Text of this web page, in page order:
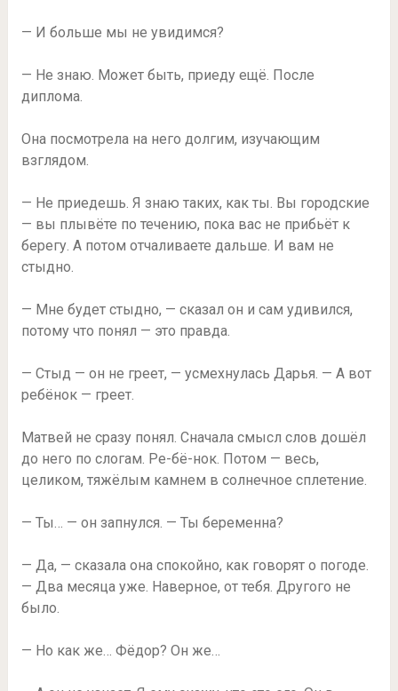
— И больше мы не увидимся?
— Не знаю. Может быть, приеду ещё. После
диплома.
Она посмотрела на него долгим, изучающим
взглядом.
— Не приедешь. Я знаю таких, как ты. Вы городские
— вы плывёте по течению, пока вас не прибьёт к
берегу. А потом отчаливаете дальше. И вам не
стыдно.
— Мне будет стыдно, — сказал он и сам удивился,
потому что понял — это правда.
— Стыд — он не греет, — усмехнулась Дарья. — А вот
ребёнок — греет.
Матвей не сразу понял. Сначала смысл слов дошёл
до него по слогам. Ре-бё-нок. Потом — весь,
целиком, тяжёлым камнем в солнечное сплетение.
— Ты… — он запнулся. — Ты беременна?
— Да, — сказала она спокойно, как говорят о погоде.
— Два месяца уже. Наверное, от тебя. Другого не
было.
— Но как же… Фёдор? Он же…